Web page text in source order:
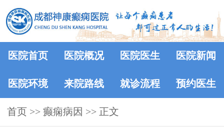
医院首页 医院概况 医院医生 医院新闻
医院环境 来院路线 就诊流程 预约医生
首页 >> 癫痫病因 >> 正文